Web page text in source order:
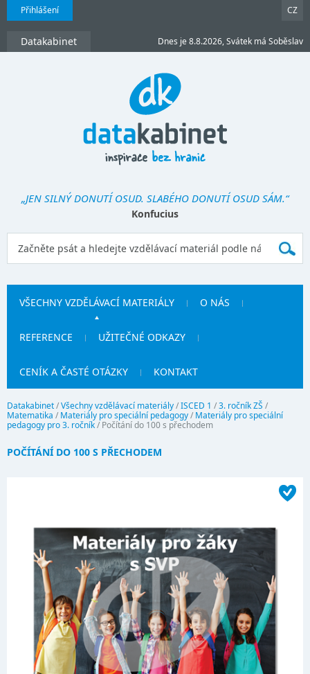
Přihlášení CZ
Datakabinet Dnes je 8.8.2026, Svátek má Soběslav
„JEN SILNÝ DONUTÍ OSUD. SLABÉHO DONUTÍ OSUD SÁM.“
Konfucius
VŠECHNY VZDĚLÁVACÍ MATERIÁLY O NÁS
REFERENCE UŽITEČNÉ ODKAZY
CENÍK A ČASTÉ OTÁZKY KONTAKT
Datakabinet/Všechny vzdělávací materiály/ISCED 1 /3. ročník ZŠ /
Matematika / Materiály pro speciální pedagogy/ Materiály pro speciální
pedagogy pro 3. ročník/ Počítání do 100 s přechodem
POČÍTÁNÍ DO 100 S PŘECHODEM